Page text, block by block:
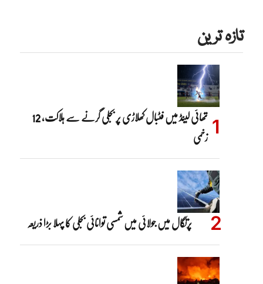
تازہ ترین
تھائی لینڈ میں فٹبال کھلاڑی پر بجلی گرنے سے ہلاکت، 12
زخمی
پرتگال میں جولائی میں شمسی توانائی بجلی کا پہلا بڑا ذریعہ